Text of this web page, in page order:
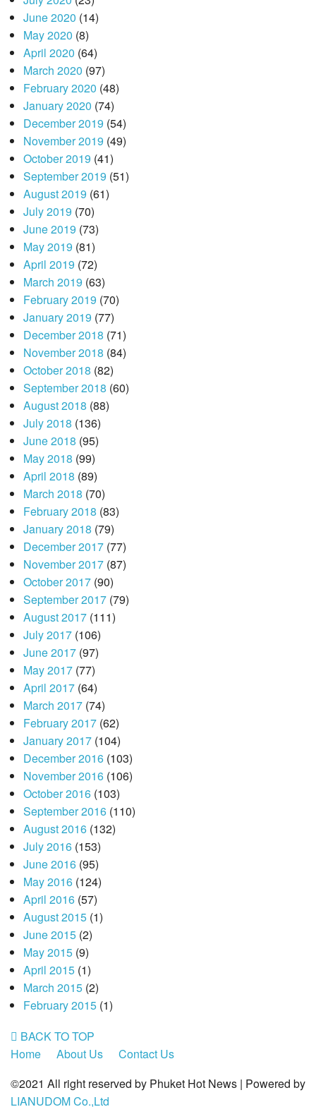
June 2020 (14)
May 2020 (8)
April 2020 (64)
March 2020 (97)
February 2020 (48)
January 2020 (74)
December 2019 (54)
November 2019 (49)
October 2019 (41)
September 2019 (51)
August 2019 (61)
July 2019 (70)
June 2019 (73)
May 2019 (81)
April 2019 (72)
March 2019 (63)
February 2019 (70)
January 2019 (77)
December 2018 (71)
November 2018 (84)
October 2018 (82)
September 2018 (60)
August 2018 (88)
July 2018 (136)
June 2018 (95)
May 2018 (99)
April 2018 (89)
March 2018 (70)
February 2018 (83)
January 2018 (79)
December 2017(77)
November 2017(87)
October 2017(90)
September 2017(79)
August 2017(111)
July 2017(106)
June 2017(97)
May 2017(77)
April 2017(64)
March 2017(74)
February 2017(62)
January 2017(104)
December 2016(103)
November 2016(106)
October 2016(103)
September 2016(110)
August 2016(132)
July 2016(153)
June 2016(95)
May 2016(124)
April 2016(57)
August 2015(1)
June 2015(2)
May 2015(9)
April 2015(1)
March 2015(2)
February 2015(1)
BACK TO TOP
Home
About Us
Contact Us
©2021 All right reserved by Phuket Hot News | Powered by
LIANUDOM Co.,Ltd